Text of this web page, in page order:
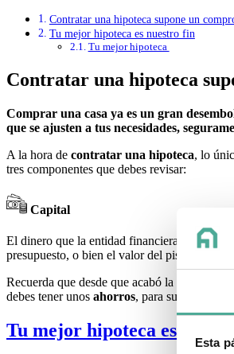
Esta
Contratar una hipoteca supone un
Tu mejor hipoteca es nuestro fin
Tu mejor hipoteca
Contratar una hipoteca
Comprar una casa ya es un gran
que se ajusten a tus necesidades,
A la hora de contratar una hipoteca, lo
tres componentes que debes revisar:
Capital
El dinero que la entidad financiera nos debe
presupuesto, o bien el valor del piso, calcula
Recuerda que desde que acabó la crisis
debes tener unos ahorros, para suplir el
Tu mejor hipoteca es